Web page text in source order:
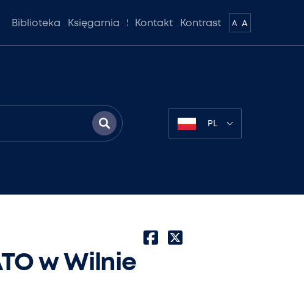
Biblioteka Księgarnia Kontakt Kontrast A A
PL
w Wilnie